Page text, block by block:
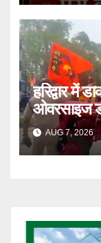
हरिद्वार में
ओवरसाइज
सख्तAUG 7, 2026